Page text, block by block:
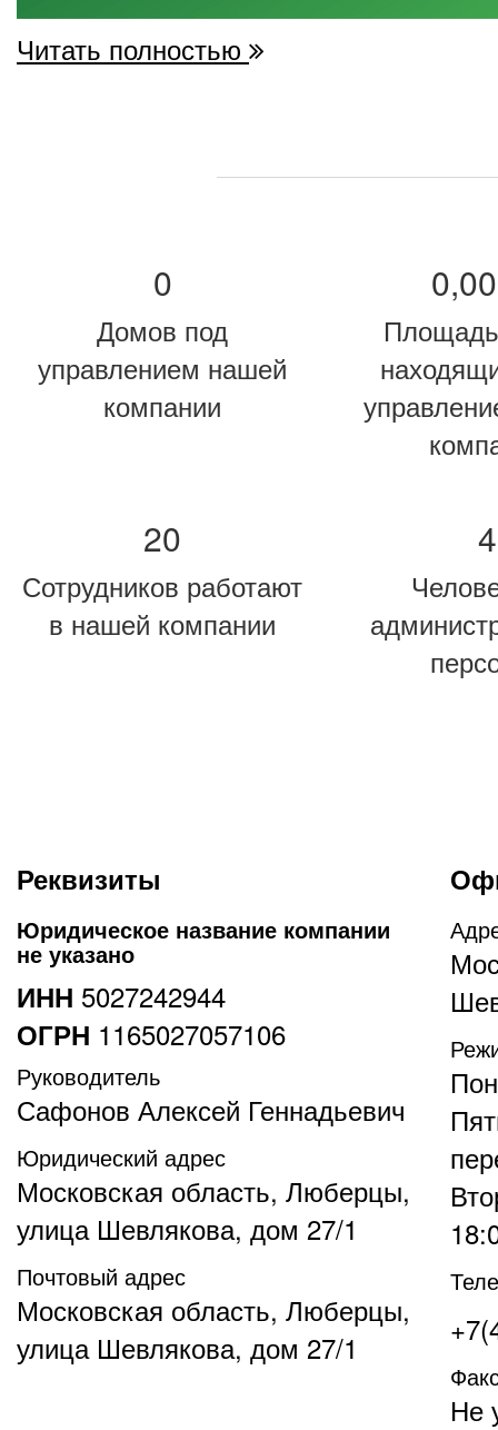
Читать полностью
0
Домов под
управлением нашей
компании
20
Сотрудников работают
в нашей компании
4
Реквизиты
Юридическое название компании
не указано
ИНН 5027242944
ОГРН 1165027057106
Руководитель
Сафонов Алексей Геннадьевич
Юридический адрес
Московская область, Люберцы,
улица Шевлякова, дом 27/1
Почтовый адрес
Московская область, Люберцы,
улица Шевлякова, дом 27/1
Не